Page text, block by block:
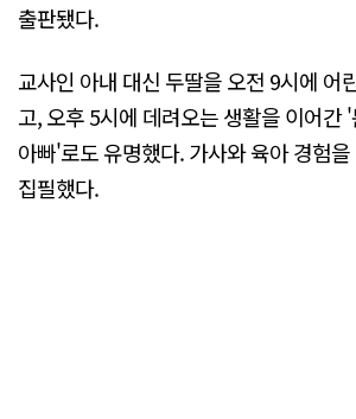
출판됐다.
교사인 아내 대신 두딸을 오전 9시에 어
고, 오후 5시에 데려오는 생활을 이어간
아빠'로도 유명했다. 가사와 육아 경험
집필했다.